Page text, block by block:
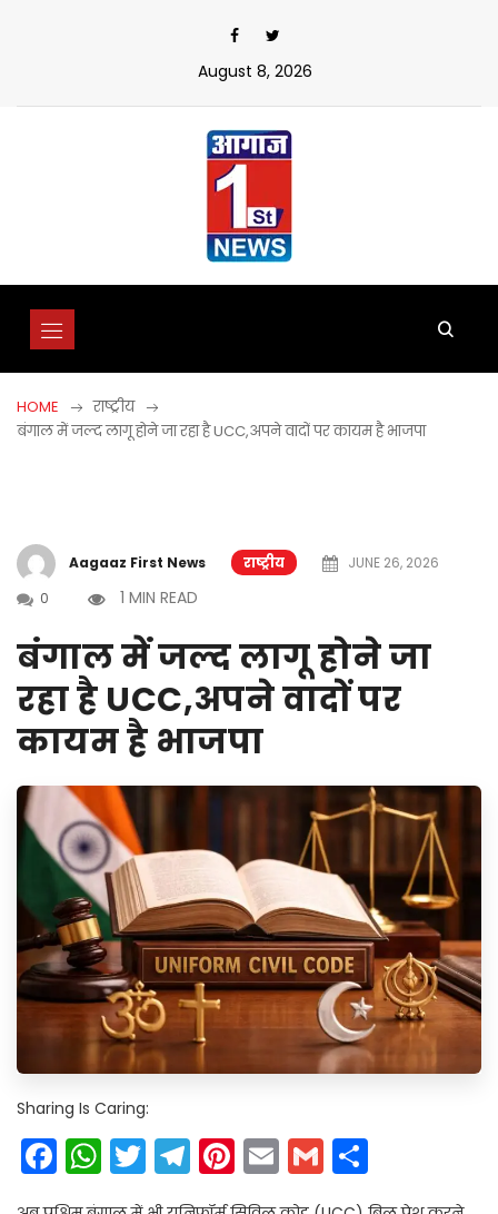
August 8, 2026
HOME
राष्ट्रीय
बंगाल में जल्द लागू होने जा रहा है UCC,अपने वादों पर कायम है भाजपा
Aagaaz First News राष्ट्रीय
JUNE 26, 2026
0
1 MIN READ
बंगाल में जल्द लागू होने जा
रहा है UCC,अपने वादों पर
कायम है भाजपा
Sharing Is Caring:
Facebook
WhatsApp
Twitter
Telegram
Pinterest
EmailGmail